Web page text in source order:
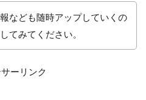
なども随時アップしていくの
てみてください。
ーリンク